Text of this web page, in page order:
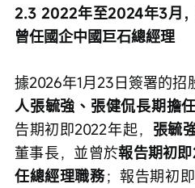
2.3 2022年至2024年3月
曾任國企中國巨石總經理
據2026年1月23日簽署的招
人張毓強、張健侃長期擔
告期初即2022年起， 張毓
董事長，並曾於報告期初
任總經理職務；報告期初